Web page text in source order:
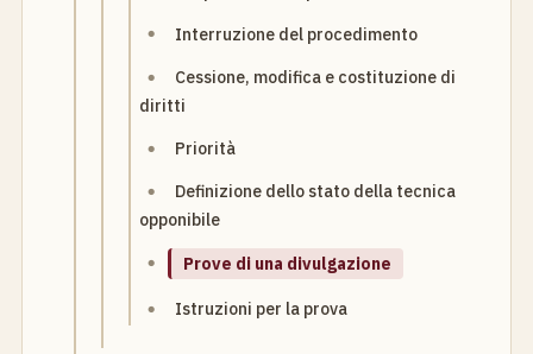
Interruzione del procedimento
Cessione, modifica e costituzione di
diritti
Priorità
Definizione dello stato della tecnica
opponibile
Prove di una divulgazione
Istruzioni per la prova